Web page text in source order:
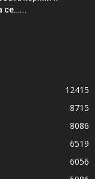
се…...
12415
8715
8086
6519
6056